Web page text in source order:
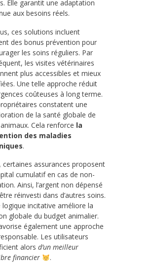
Elle garantit une adaptation
aux besoins réels.
ces solutions incluent
des bonus prévention pour
les soins réguliers. Par
les visites vétérinaires
plus accessibles et mieux
Une telle approche réduit
coûteuses à long terme.
constatent une
de la santé globale de
Cela renforce la
des maladies
.
certaines assurances proposent
cumulatif en cas de non-
Ainsi, l’argent non dépensé
réinvesti dans d’autres soins.
logique incitative améliore la
globale du budget animalier.
également une approche
Les utilisateurs
alors d’un meilleur
financier
.